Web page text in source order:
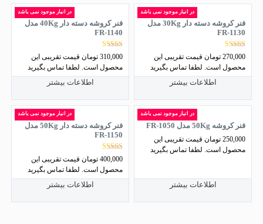
در انبار موجود نمی باشد
فنر کروشه دسته دار 30Kg مدل
FR-1130
نمره
4.50
از 5
270,000 تومان قیمت تقریبی این
محصول است. لطفا تماس بگیرید
اطلاعات بیشتر
در انبار موجود نمی باشد
فنر کروشه دسته دار 40Kg مدل
FR-1140
نمره
5.00
از 5
310,000 تومان قیمت تقریبی این
محصول است. لطفا تماس بگیرید
اطلاعات بیشتر
در انبار موجود نمی باشد
فنر کروشه 50Kg مدل FR-1050
250,000 تومان قیمت تقریبی این
محصول است. لطفا تماس بگیرید
اطلاعات بیشتر
در انبار موجود نمی باشد
فنر کروشه دسته دار 50Kg مدل
FR-1150
نمره
5.00
از 5
400,000 تومان قیمت تقریبی این
محصول است. لطفا تماس بگیرید
اطلاعات بیشتر